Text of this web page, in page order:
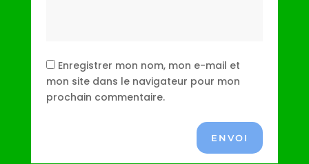
Enregistrer mon nom, mon e-mail et
mon site dans le navigateur pour mon
prochain commentaire.
ENVOI